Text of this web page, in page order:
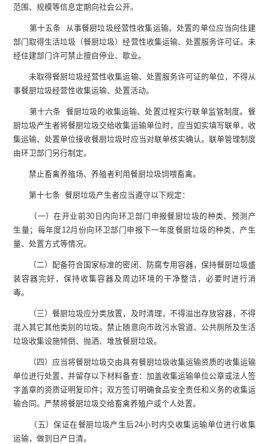
范围、规模等信息定期向社会公开。
第十五条 从事餐厨垃圾经营性收集运输、处置的单位应当向住建
部门取得生活垃圾（餐厨垃圾）经营性收集运输、处置服务许可证。未
经住建部门许可禁止擅自停业、歇业。
未取得餐厨垃圾经营性收集运输、处置服务许可证的单位，不得从
事餐厨垃圾经营性收集运输、处置活动。
第十六条 餐厨垃圾的收集运输、处置过程实行联单监管制度。餐
厨垃圾产生者将餐厨垃圾交给收集运输单位时，应当如实填写联单，收
集运输、处置单位接收餐厨垃圾时应当对联单核实确认。联单管理制度
由环卫部门另行制定。
禁止畜禽养殖场、养殖者利用餐厨垃圾饲喂畜禽。
第十七条 餐厨垃圾产生者应当遵守以下规定：
（一）在开业前30日内向环卫部门申报餐厨垃圾的种类、预测产
生量；每年度12月份向环卫部门申报下一年度餐厨垃圾的种类、产生
量、处置方式等情况。
（二）配备符合国家标准的密闭、防腐专用容器，保持餐厨垃圾盛
装容器完好，保持收集容器及周边环境的干净整洁，必要时进行消
毒。
（三）餐厨垃圾应分类放置，及时清理，不得溢出存放容器，不得
混入其它其他类别的垃圾。禁止随意向市政污水管道、公共厕所及生活
垃圾收集设施倾倒、抛洒、堆放餐厨垃圾。
（四）应当将餐厨垃圾交由具有餐厨垃圾收集运输资质的收集运输
单位进行处置，并留存以下材料备查：加盖收集运输单位公章或法人签
字盖章的资质证明复印件；双方签订明确食品安全责任和义务的收集运
输合同。严禁将餐厨垃圾交给畜禽养殖户或个人处置。
（五）保证在餐厨垃圾产生后24小时内交收集运输单位进行收集
运输，做到日产日清。